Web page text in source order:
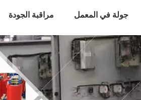
جولة في المعمل مراقبة الجودة